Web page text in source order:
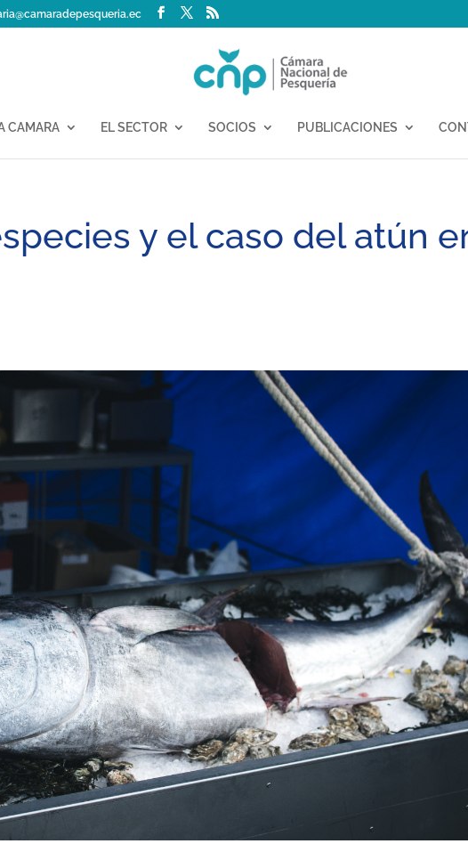
CAMARA EL SECTOR SOCIOS PUBLICACIONES
y el caso del atún